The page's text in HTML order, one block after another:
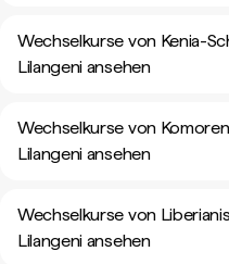
Wechselkurse von Kenia-
Lilangeni ansehen
Wechselkurse von
Lilangeni ansehen
Wechselkurse von
Lilangeni ansehen